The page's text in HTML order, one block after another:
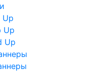
Up
Up
Up